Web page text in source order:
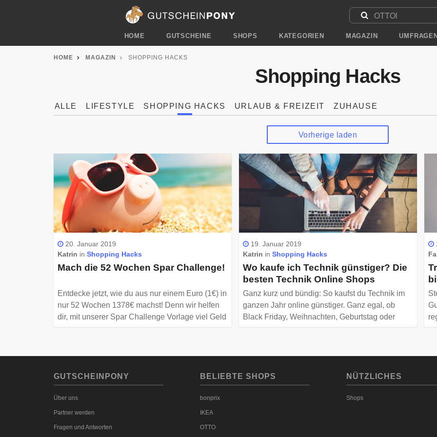
HOME GUTSCHEINE SHOPS KATEGORIEN MAGAZIN
HOME MAGAZIN SHOPPING HACKS
Shopping Hacks
ALLE LIFESTYLE SHOPPING HACKS URLAUB & FREIZEIT ZUHAUSE
Vorherige laden
20. Januar 2019
Katrin in Shopping Hacks
Mach die 52 Wochen Spar Challenge!
Entdecke jetzt, wie du aus nur einem Euro (1€) in
nur 52 Wochen 1378€ machst! Denn wir helfen
dir, mit unserer Spar Challenge Vorlage viel Geld
zu sparen. Erfahre hier, wie das geht.
19. Januar 2019
Katrin in Shopping Hacks
Wo kaufe ich Technik günstiger? Die
besten Technik Online Shops
Ganz kurz und bündig: So kaufst du Technik im
ganzen Jahr online günstiger. Ganz egal, ob
Black Friday, Weihnachten, Geburtstag oder
Hochsommer!
GUTSCHEINPONY
Über uns
Partner werden
Fragen und Antworten
BELIEBTE SHOPS
bonprix
IKEA
OTTO
NÜTZLICHES
Shops